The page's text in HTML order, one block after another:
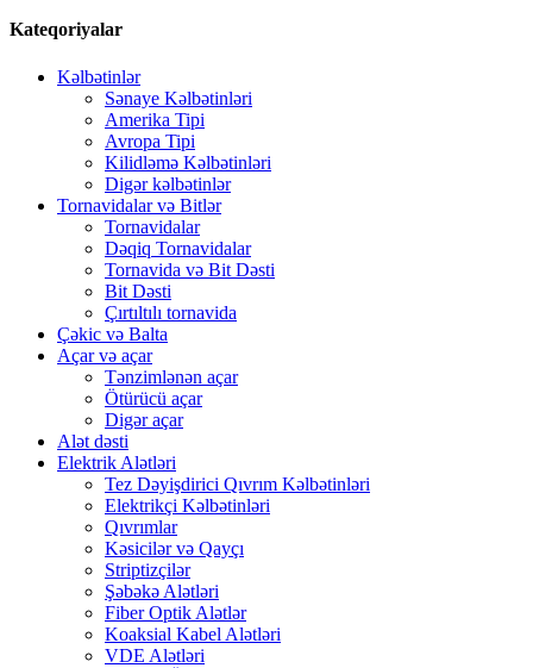
Kateqoriyalar
Kəlbətinlər
Sənaye Kəlbətinləri
Amerika Tipi
Avropa Tipi
Kilidləmə Kəlbətinləri
Digər kəlbətinlər
Tornavidalar və Bitlər
Tornavidalar
Dəqiq Tornavidalar
Tornavida və Bit Dəsti
Bit Dəsti
Çırtıltılı tornavida
Çəkic və Balta
Açar və açar
Tənzimlənən açar
Ötürücü açar
Digər açar
Alət dəsti
Elektrik Alətləri
Tez Dəyişdirici Qıvrım Kəlbətinləri
Elektrikçi Kəlbətinləri
Qıvrımlar
Kəsicilər və Qayçı
Striptizçilər
Şəbəkə Alətləri
Fiber Optik Alətlər
Koaksial Kabel Alətləri
VDE Alətləri